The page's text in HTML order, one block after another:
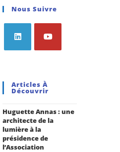
Nous Suivre
Articles À
Découvrir
Huguette Annas : une
architecte de la
lumière à la
présidence de
l’Association